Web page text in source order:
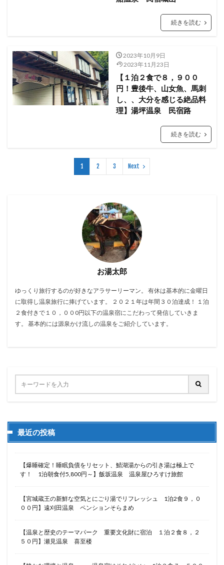
続きを読む
2023年10月9日
2023年11月23日
【１泊２食で８，９００
円！豊後牛、山女魚、馬刺
し、、大分を感じる絶品料
理】湯坪温泉 民宿路
続きを読む
1 2 3 Next
お湯太郎
ゆっくり旅行するのが好きなアラサーリーマン。 有休は基本的に金曜日
に取得し温泉旅行に捧げています。 ２０２１年は年間３０泊達成！ １泊
２食付きで１０，００0円以下の温泉宿にこだわって発信していきま
す。 基本的には源泉かけ流しの温泉をご紹介しています。
最近の投稿
【爆睡確定！睡眠負債をリセット、鯖湖湯からの引き湯は極上で
す！ 1泊朝食付5,800円～】飯坂温泉 温泉屋ひろすけ旅館
【宮城蔵王の新鮮な空気とにごり湯でリフレッシュ 1泊2食９，０
００円】遠刈田温泉 ペンションそらまめ
【温泉と歴史のテーマパーク 重要文化財に宿泊 １泊２食８，２
５０円】瀬見温泉 喜至楼